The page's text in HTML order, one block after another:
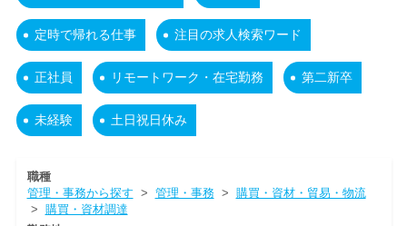
定時で帰れる仕事 注目の求人検索ワード
正社員 リモートワーク・在宅勤務 第二新卒
未経験 土日祝日休み
職種
管理・事務から探す > 管理・事務> 購買・資材・貿易・物流
> 購買・資材調達